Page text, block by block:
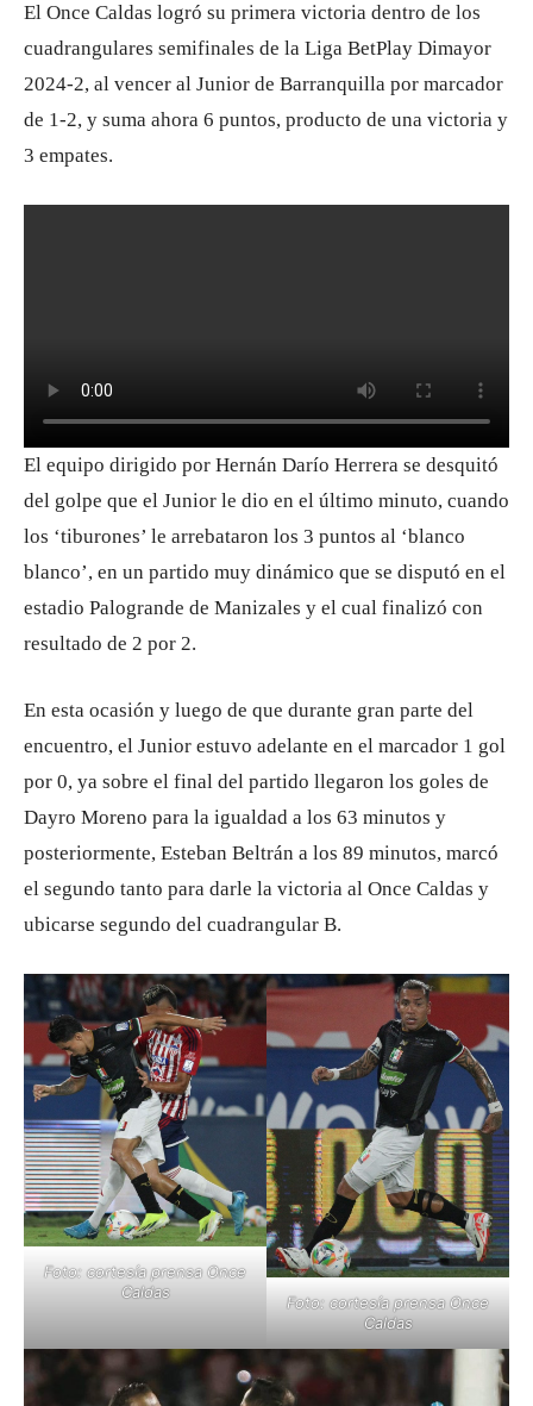
El Once Caldas logró su primera victoria dentro de los
cuadrangulares semifinales de la Liga BetPlay Dimayor
2024-2, al vencer al Junior de Barranquilla por marcador
de 1-2, y suma ahora 6 puntos, producto de una victoria y
3 empates.
El equipo dirigido por Hernán Darío Herrera se desquitó
del golpe que el Junior le dio en el último minuto, cuando
los ‘tiburones’ le arrebataron los 3 puntos al ‘blanco
blanco’, en un partido muy dinámico que se disputó en el
estadio Palogrande de Manizales y el cual finalizó con
resultado de 2 por 2.
En esta ocasión y luego de que durante gran parte del
encuentro, el Junior estuvo adelante en el marcador 1 gol
por 0, ya sobre el final del partido llegaron los goles de
Dayro Moreno para la igualdad a los 63 minutos y
posteriormente, Esteban Beltrán a los 89 minutos, marcó
el segundo tanto para darle la victoria al Once Caldas y
ubicarse segundo del cuadrangular B.
Foto: cortesía prensa Once
Caldas
Foto: cortesía prensa Once
Caldas